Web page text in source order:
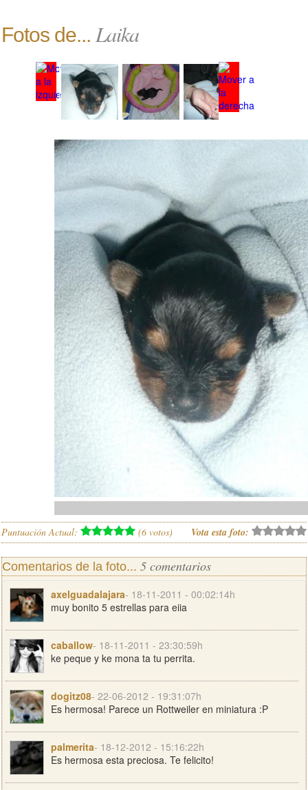
Fotos de... Laika
Puntuación Actual: (6 votos) Vota esta foto:
Comentarios de la foto... 5 comentarios
axelguadalajara- 18-11-2011 - 00:02:14h
muy bonito 5 estrellas para eiia
caballow- 18-11-2011 - 23:30:59h
ke peque y ke mona ta tu perrita.
dogitz08- 22-06-2012 - 19:31:07h
Es hermosa! Parece un Rottweiler en miniatura :P
palmerita- 18-12-2012 - 15:16:22h
Es hermosa esta preciosa. Te felicito!